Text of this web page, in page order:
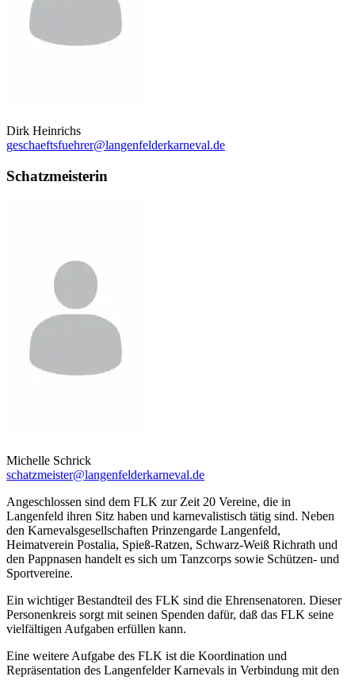
Dirk Heinrichs
geschaeftsfuehrer@langenfelderkarneval.de
Schatzmeisterin
Michelle Schrick
schatzmeister@langenfelderkarneval.de
Angeschlossen sind dem FLK zur Zeit 20 Vereine, die in
Langenfeld ihren Sitz haben und karnevalistisch tätig sind. Neben
den Karnevalsgesellschaften Prinzengarde Langenfeld,
Heimatverein Postalia, Spieß-Ratzen, Schwarz-Weiß Richrath und
den Pappnasen handelt es sich um Tanzcorps sowie Schützen- und
Sportvereine.
Ein wichtiger Bestandteil des FLK sind die Ehrensenatoren. Dieser
Personenkreis sorgt mit seinen Spenden dafür, daß das FLK seine
vielfältigen Aufgaben erfüllen kann.
Eine weitere Aufgabe des FLK ist die Koordination und
Repräsentation des Langenfelder Karnevals in Verbindung mit den